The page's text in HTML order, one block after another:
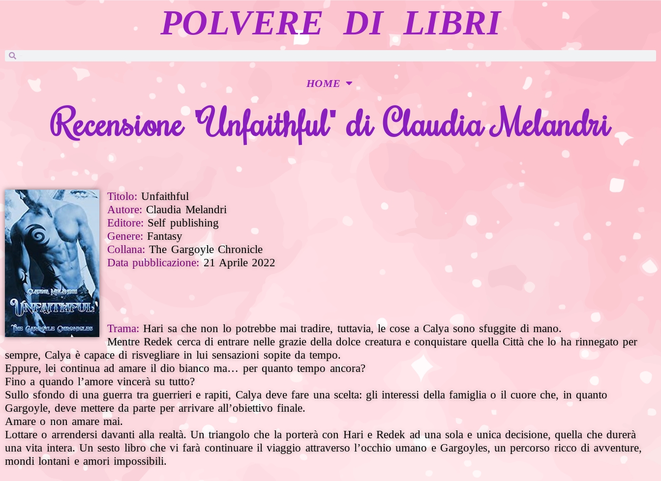
POLVERE DI LIBRI
HOME
Recensione "Unfaithful" di Claudia Melandri
Titolo: Unfaithful
Autore: Claudia Melandri
Editore: Self publishing
Genere: Fantasy
Collana: The Gargoyle Chronicle
Data pubblicazione:21 Aprile 2022
Trama: Hari sa che non lo potrebbe mai tradire, tuttavia, le cose a Calya sono sfuggite di mano.
Mentre Redek cerca di entrare nelle grazie della dolce creatura e conquistare quella Città che lo ha rinnegato per
sempre, Calya è capace di risvegliare in lui sensazioni sopite da tempo.
Eppure, lei continua ad amare il dio bianco ma… per quanto tempo ancora?
Fino a quando l’amore vincerà su tutto?
Sullo sfondo di una guerra tra guerrieri e rapiti, Calya deve fare una scelta: gli interessi della famiglia o il cuore che, in quanto
Gargoyle, deve mettere da parte per arrivare all’obiettivo finale.
Amare o non amare mai.
Lottare o arrendersi davanti alla realtà. Un triangolo che la porterà con Hari e Redek ad una sola e unica decisione, quella che durerà
una vita intera. Un sesto libro che vi farà continuare il viaggio attraverso l’occhio umano e Gargoyles, un percorso ricco di avventure,
mondi lontani e amori impossibili.